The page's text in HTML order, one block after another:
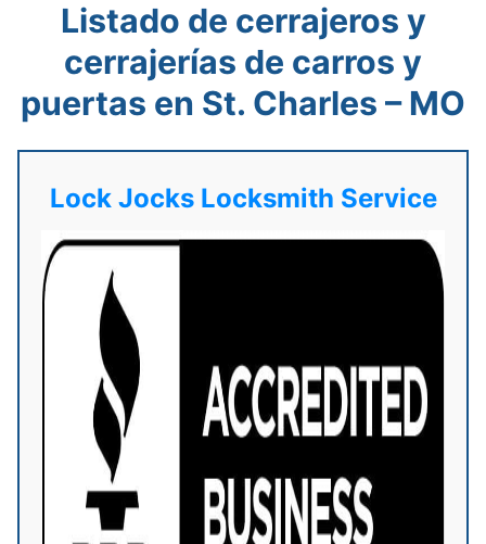
Listado de cerrajeros y
cerrajerías de carros y
puertas en St. Charles – MO
Lock Jocks Locksmith Service